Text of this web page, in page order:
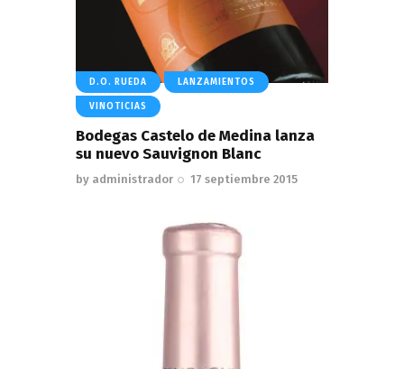
D.O. RUEDA LANZAMIENTOS
VINOTICIAS
Bodegas Castelo de Medina lanza
su nuevo Sauvignon Blanc
by administrador 17 septiembre 2015